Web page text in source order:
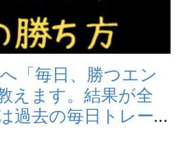
「毎日、勝つエン
えます。結果が全
過去の毎日トレー
画像付き）勝ちか